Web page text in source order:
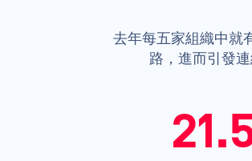
去年每五家組織中就
路，進而引發